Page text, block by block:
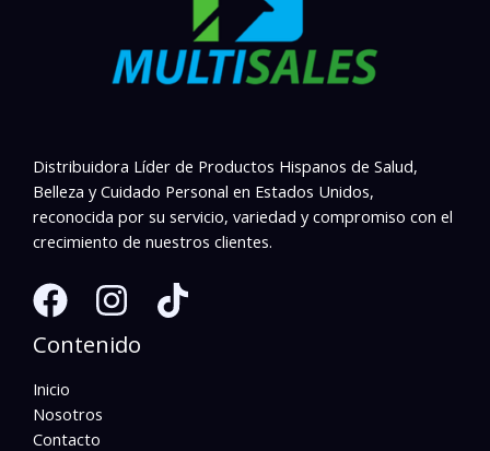
Distribuidora Líder de Productos Hispanos de Salud,
Belleza y Cuidado Personal en Estados Unidos,
reconocida por su servicio, variedad y compromiso con el
crecimiento de nuestros clientes.
Contenido
Inicio
Nosotros
Contacto